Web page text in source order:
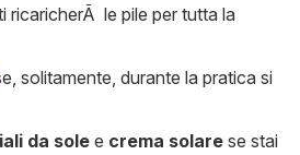
ricaricherÃ le pile per tutta la
solitamente, durante la pratica si
da sole e crema solare se stai